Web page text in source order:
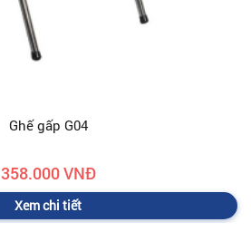
Ghế gấp G04
358.000 VNĐ
Xem chi tiết